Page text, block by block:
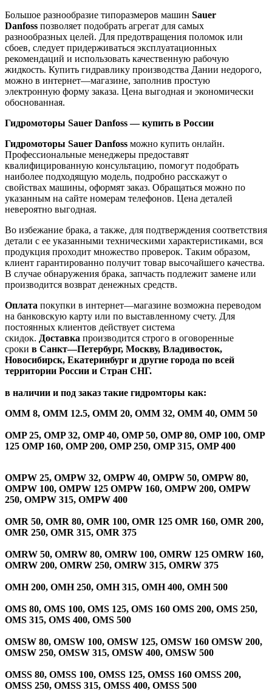
Большое разнообразие типоразмеров машин Sauer
Danfoss позволяет подобрать агрегат для самых
разнообразных целей. Для предотвращения поломок или
сбоев, следует придерживаться эксплуатационных
рекомендаций и использовать качественную рабочую
жидкость. Купить гидравлику производства Дании недорого,
можно в интернет—магазине, заполнив простую
электронную форму заказа. Цена выгодная и экономически
обоснованная.
Гидромоторы Sauer Danfoss — купить в России
Гидромоторы Sauer Danfoss можно купить онлайн.
Профессиональные менеджеры предоставят
квалифицированную консультацию, помогут подобрать
наиболее подходящую модель, подробно расскажут о
свойствах машины, оформят заказ. Обращаться можно по
указанным на сайте номерам телефонов. Цена деталей
невероятно выгодная.
Во избежание брака, а также, для подтверждения соответствия
детали с ее указанными техническими характеристиками, вся
продукция проходит множество проверок. Таким образом,
клиент гарантированно получит товар высочайшего качества.
В случае обнаружения брака, запчасть подлежит замене или
производится возврат денежных средств.
Оплата покупки в интернет—магазине возможна переводом
на банковскую карту или по выставленному счету. Для
постоянных клиентов действует система
скидок. Доставка производится строго в оговоренные
сроки в Санкт—Петербург, Москву, Владивосток,
Новосибирск, Екатеринбург и другие города по всей
территории России и Стран СНГ.
в наличии и под заказ такие гидромторы как:
OMM 8, OMM 12.5, OMM 20, OMM 32, OMM 40, OMM 50
OMP 25, OMP 32, OMP 40, OMP 50, OMP 80, OMP 100, OMP
125 OMP 160, OMP 200, OMP 250, OMP 315, OMP 400
OMPW 25, OMPW 32, OMPW 40, OMPW 50, OMPW 80,
OMPW 100, OMPW 125 OMPW 160, OMPW 200, OMPW
250, OMPW 315, OMPW 400
OMR 50, OMR 80, OMR 100, OMR 125 OMR 160, OMR 200,
OMR 250, OMR 315, OMR 375
OMRW 50, OMRW 80, OMRW 100, OMRW 125 OMRW 160,
OMRW 200, OMRW 250, OMRW 315, OMRW 375
OMH 200, OMH 250, OMH 315, OMH 400, OMH 500
OMS 80, OMS 100, OMS 125, OMS 160 OMS 200, OMS 250,
OMS 315, OMS 400, OMS 500
OMSW 80, OMSW 100, OMSW 125, OMSW 160 OMSW 200,
OMSW 250, OMSW 315, OMSW 400, OMSW 500
OMSS 80, OMSS 100, OMSS 125, OMSS 160 OMSS 200,
OMSS 250, OMSS 315, OMSS 400, OMSS 500